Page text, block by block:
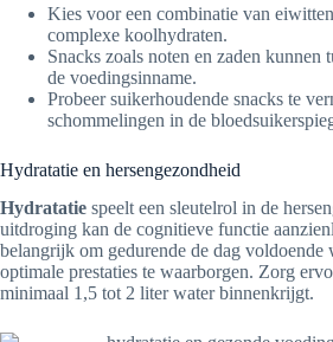
Kies voor een combinatie van
complexe koolhydraten.
Snacks zoals noten en zaden kunnen
de voedingsinname.
Probeer suikerhoudende snacks te
schommelingen in de
Hydratatie en hersengezondheid
Hydratatie speelt een sleutelrol in de
uitdroging kan de cognitieve functie
belangrijk om gedurende de dag voldoende
optimale prestaties te waarborgen. Zorg
minimaal 1,5 tot 2 liter water binnenkrijgt.